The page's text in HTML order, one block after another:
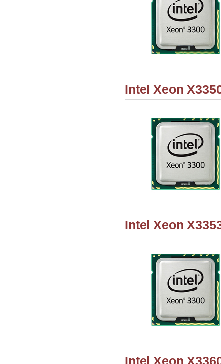
Intel Xeon
Intel Xeon
Intel Xeon